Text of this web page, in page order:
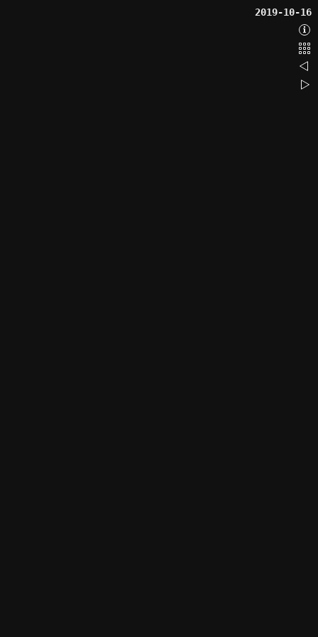
2019-10-16